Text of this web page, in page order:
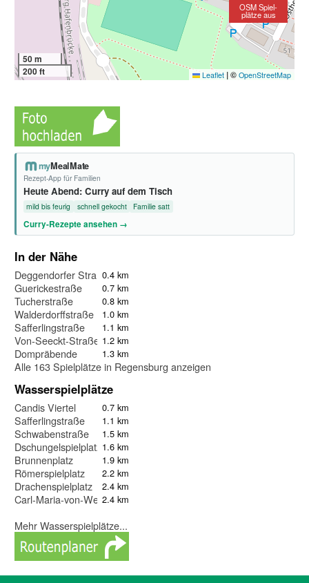
50 m
200 ft
Leaflet |© OpenStreetMap
OSM Spiel-
plätze aus
myMealMate
Rezept-App für Familien
Heute Abend: Curry auf dem Tisch
mild bis feurig schnell gekocht Familie satt
Curry-Rezepte ansehen →
In der Nähe
Deggendorfer Straße0.4 km
Guerickestraße 0.7 km
Tucherstraße 0.8 km
Walderdorffstraße 1.0 km
Safferlingstraße 1.1 km
Von-Seeckt-Straße 1.2 km
Dompräbende 1.3 km
Alle 163 Spielplätze in Regensburg anzeigen
Wasserspielplätze
Candis Viertel 0.7 km
Safferlingstraße 1.1 km
Schwabenstraße 1.5 km
Dschungelspielplatz 1.6 km
Brunnenplatz 1.9 km
Römerspielplatz 2.2 km
Drachenspielplatz 2.4 km
Carl-Maria-von-Weber-Straße I
2.4 km
Mehr Wasserspielplätze...